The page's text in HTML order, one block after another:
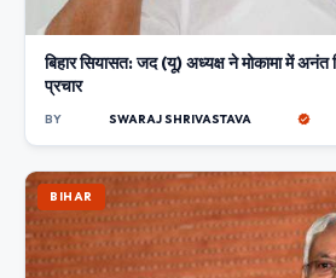
बिहार सियासत: जद (यू) अध्यक्ष ने मोकामा में अनंत
प्रचार
BY SWARAJ SHRIVASTAVA
BIHAR